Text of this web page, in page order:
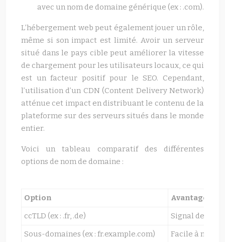
avec un nom de domaine générique (ex : .com).
L’hébergement web peut également jouer un rôle,
même si son impact est limité. Avoir un serveur
situé dans le pays cible peut améliorer la vitesse
de chargement pour les utilisateurs locaux, ce qui
est un facteur positif pour le SEO. Cependant,
l’utilisation d’un CDN (Content Delivery Network)
atténue cet impact en distribuant le contenu de la
plateforme sur des serveurs situés dans le monde
entier.
Voici un tableau comparatif des différentes
options de nom de domaine :
Option
Avantages
ccTLD (ex : .fr, .de)
Signal de
Sous-domaines (ex : fr.example.com)
Facile à